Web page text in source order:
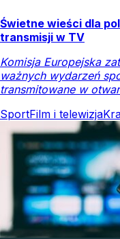
Świetne wieści dla
transmisji w TV
Komisja Europejska
ważnych wydarzeń
transmitowane w
SportFilm i telewizja